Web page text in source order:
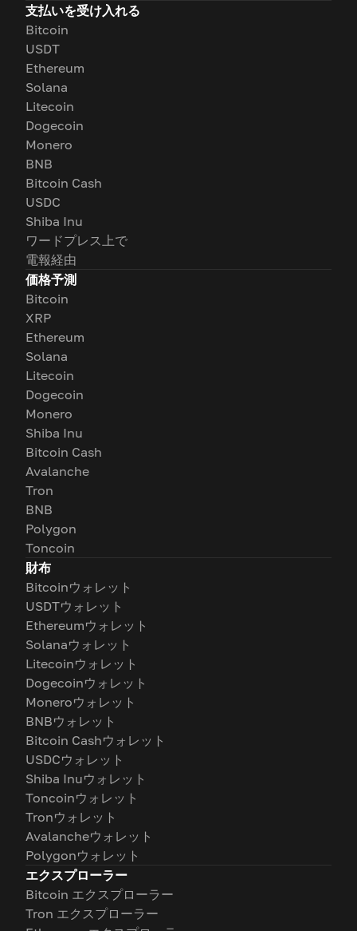
支払いを受け入れる
Bitcoin
USDT
Ethereum
Solana
Litecoin
Dogecoin
Monero
BNB
Bitcoin Cash
USDC
Shiba Inu
ワードプレス上で
電報経由
価格予測
Bitcoin
XRP
Ethereum
Solana
Litecoin
Dogecoin
Monero
Shiba Inu
Bitcoin Cash
Avalanche
Tron
BNB
Polygon
Toncoin
財布
Bitcoinウォレット
USDTウォレット
Ethereumウォレット
Solanaウォレット
Litecoinウォレット
Dogecoinウォレット
Moneroウォレット
BNBウォレット
Bitcoin Cashウォレット
USDCウォレット
Shiba Inuウォレット
Toncoinウォレット
Tronウォレット
Avalancheウォレット
Polygonウォレット
エクスプローラー
Bitcoin エクスプローラー
Tron エクスプローラー